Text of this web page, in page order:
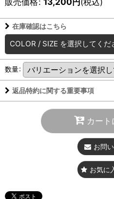
在庫確認はこちら
COLOR / SIZE を選択してくだ
数量:
返品特約に関する重要事項
カート
お問
お気に